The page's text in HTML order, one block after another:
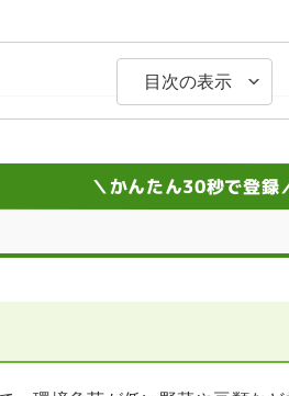
目次の表示
＼かんたん30秒で登録